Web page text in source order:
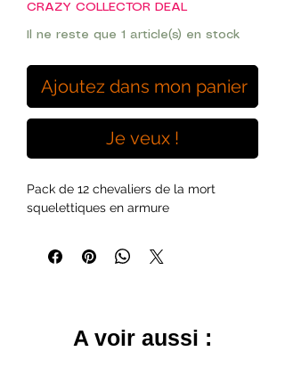
CRAZY COLLECTOR DEAL
Il ne reste que 1 article(s) en stock
Ajoutez dans mon panier
Je veux !
Pack de 12 chevaliers de la mort
squelettiques en armure
A voir aussi :